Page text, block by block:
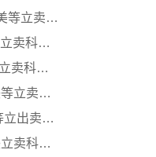
科田文契
田文契
田文契
田文契
田文契
田文契